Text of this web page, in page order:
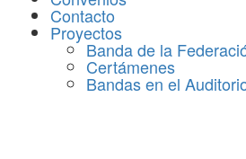
Contacto
Proyectos
Banda de la
Certámenes
Bandas en el